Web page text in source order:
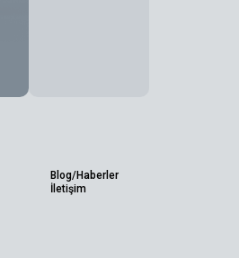
Blog/Haberler
İletişim